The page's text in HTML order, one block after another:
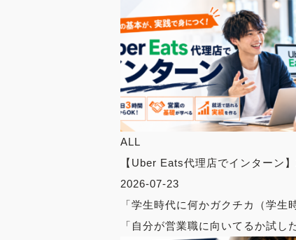
ALL
【Uber Eats代理店でインターン
2026-07-23
「学生時代に何かガクチカ（学
「自分が営業職に向いてるか試し